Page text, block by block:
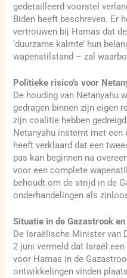
gedetailleerd voorstel
Biden heeft beschreven. Er
vertrouwen bij Hamas dat
‘duurzame kalmte’ hun
wapenstilstand – zal
Politieke risico’s voor
De houding van Netanyahu
gedragen binnen zijn eigen
zijn coalitie hebben
Netanyahu instemt met een
heeft verklaard dat een
pas kan beginnen na
voor een complete
behoudt om de strijd in de
onderhandelingen als
Situatie in de Gazastrook
De Israëlische Minister van
2 juni vermeld dat Israël
voor Hamas in de
ontwikkelingen vinden